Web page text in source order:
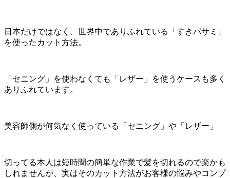
日本だけではなく、世界中でありふれている「すきバサミ」
を使ったカット方法。
「セニング」を使わなくても「レザー」を使うケースも多く
ありふれています。
美容師側が何気なく使っている「セニング」や「レザー」
切ってる本人は短時間の簡単な作業で髪を切れるので楽かも
しれませんが、実はそのカット方法がお客様の悩みやコンプ